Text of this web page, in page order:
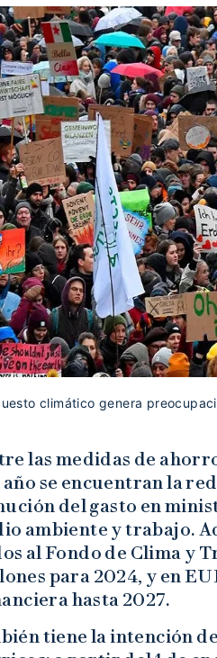
climático genera
las medidas de
se encuentran la
del gasto en
ambiente y trabajo.
al Fondo de Clima y
para 2024, y en
hasta 2027.
tiene la intención